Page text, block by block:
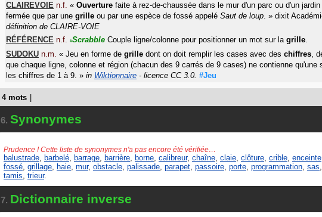
CLAIREVOIE n.f. « Ouverture faite à rez-de-chaussée dans le mur d'un parc ou d'un
fermée que par une grille ou par une espèce de fossé appelé Saut de loup. » dixit
définition de CLAIRE-VOIE
RÉFÉRENCE n.f. #Scrabble Couple ligne/colonne pour positionner un mot sur la grille.
SUDOKU n.m. « Jeu en forme de grille dont on doit remplir les cases avec des chiffres,
que chaque ligne, colonne et région (chacun des 9 carrés de 9 cases) ne contienne qu'une
les chiffres de 1 à 9. » in Wiktionnaire - licence CC 3.0. #Jeu
4 mots
6. Synonymes
Prudence ! Cette liste de synonymes n'a pas encore été vérifiée…
balustrade barbelé barrage barrière borne calibreur, chaîne claie clôture crible enceinte
fossé grillage haie mur, obstacle palissade parapet passoire porte programmation sas
tamis trieur.
7. Dictionnaire inverse